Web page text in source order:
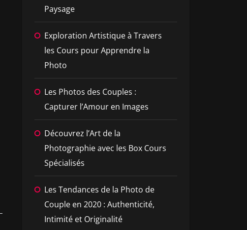
Paysage
Exploration Artistique à Travers
les Cours pour Apprendre la
Photo
Les Photos des Couples :
Capturer l’Amour en Images
Découvrez l’Art de la
Photographie avec les Box Cours
Spécialisés
Les Tendances de la Photo de
Couple en 2020 : Authenticité,
Intimité et Originalité